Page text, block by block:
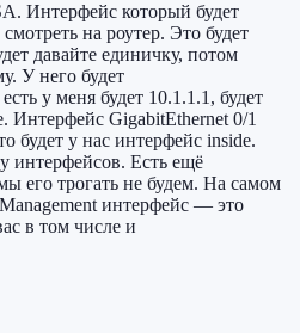
Интерфейс который будет
на роутер. Это будет
давайте единичку, потом
У него будет
у меня будет 10.1.1.1, будет
Интерфейс GigabitEthernet 0/1
будет у нас интерфейс inside.
интерфейсов. Есть ещё
его трогать не будем. На самом
интерфейс — это
в том числе и